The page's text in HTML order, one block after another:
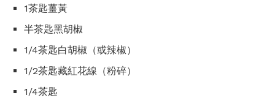
1茶匙薑黃
半茶匙黑胡椒
1/4茶匙白胡椒（或辣椒）
1/2茶匙藏紅花線（粉碎）
1/4茶匙